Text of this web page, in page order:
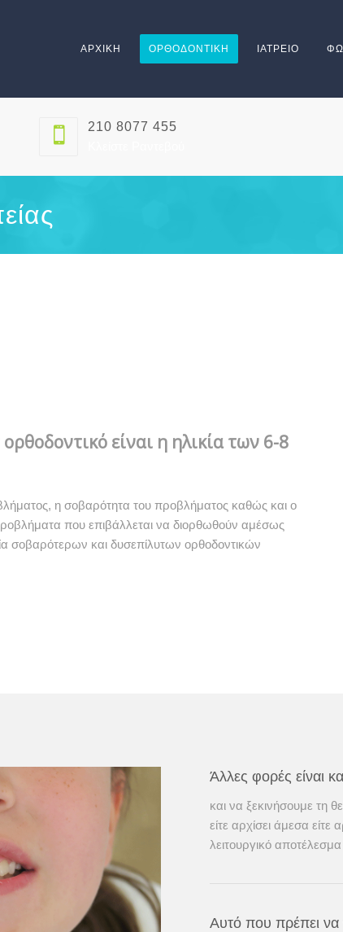
ΑΡΧΙΚΗ ΟΡΘΟΔΟΝΤΙΚΗ ΙΑΤΡΕΙΟ
210 8077 455
είναι η ηλικία των 6-8
η σοβαρότητα του προβλήματος καθώς και ο
που επιβάλλεται να διορθωθούν αμέσως
σοβαρότερων και δυσεπίλυτων ορθοδοντικών
Άλλες φορές είναι
και να ξεκινήσουμε τη
είτε αρχίσει άμεσα είτε
λειτουργικό
Αυτό που πρέπει να